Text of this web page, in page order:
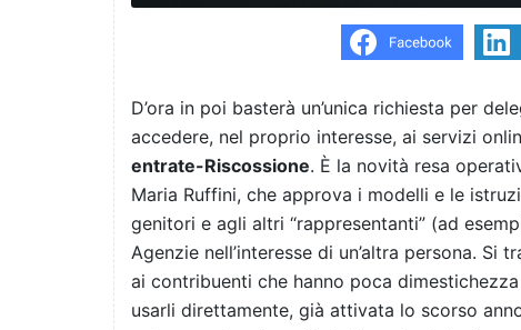
D’ora in poi basterà un’unica richiesta per
accedere, nel proprio interesse, ai servizi
entrate-Riscossione. È la novità resa
Maria Ruffini, che approva i modelli e le
genitori e agli altri “rappresentanti” (ad
Agenzie nell’interesse di un’altra persona.
ai contribuenti che hanno poca
usarli direttamente, già attivata lo scorso